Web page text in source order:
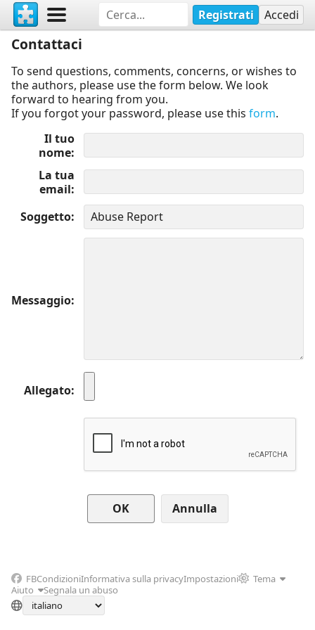
Registrati Accedi
Contattaci
To send questions, comments, concerns, or wishes to
the authors, please use the form below. We look
forward to hearing from you.
If you forgot your password, please use this form.
Il tuo
nome
La tua
email
Soggetto
Messaggio
Allegato
Annulla
FBCondizioniInformativa sulla privacyImpostazioni
Tema
Aiuto
Segnala un abuso